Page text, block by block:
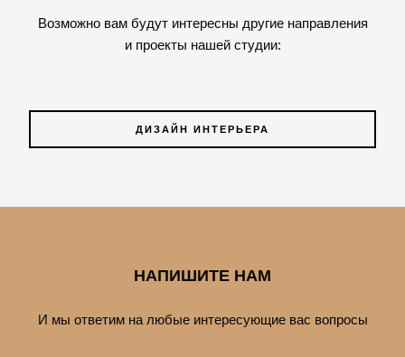
Возможно вам будут интересны другие направления
и проекты нашей студии:
ДИЗАЙН ИНТЕРЬЕРА
НАПИШИТЕ НАМ
И мы ответим на любые интересующие вас вопросы